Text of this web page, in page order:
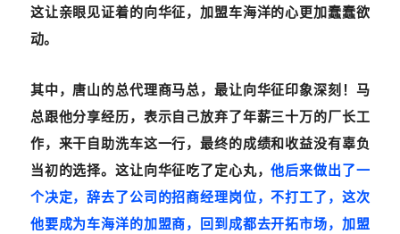
这让亲眼见证着的向华征，加盟车海洋的心更加蠢蠢欲
动。
其中，唐山的总代理商马总，最让向华征印象深刻！马
总跟他分享经历，表示自己放弃了年薪三十万的厂长工
作，来干自助洗车这一行，最终的成绩和收益没有辜负
当初的选择。这让向华征吃了定心丸，他后来做出了一
个决定，辞去了公司的招商经理岗位，不打工了，这次
他要成为车海洋的加盟商，回到成都去开拓市场，加盟